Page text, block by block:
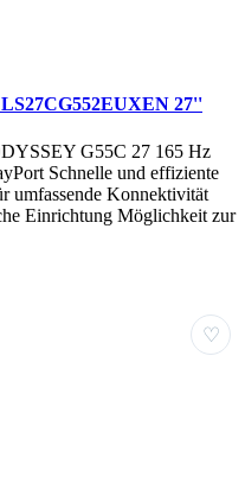
LS27CG552EUXEN 27''
G55C 27 165 Hz
Schnelle und effiziente
umfassende Konnektivität
Einrichtung Möglichkeit zur
♡